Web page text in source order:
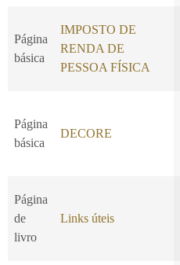
Página
básica
IMPOSTO DE
RENDA DE
PESSOA FÍSICA
Página
básica
DECORE
Página
de
livro
Links úteis